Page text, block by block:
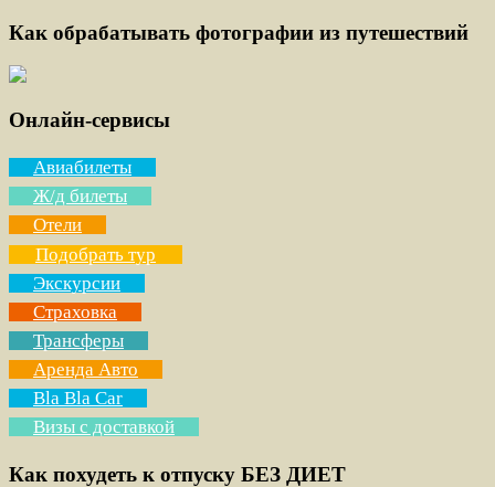
Как обрабатывать фотографии из путешествий
Онлайн-сервисы
Авиабилеты
Ж/д билеты
Отели
Подобрать тур
Экскурсии
Страховка
Трансферы
Аренда Авто
Bla Bla Car
Визы с доставкой
Как похудеть к отпуску БЕЗ ДИЕТ